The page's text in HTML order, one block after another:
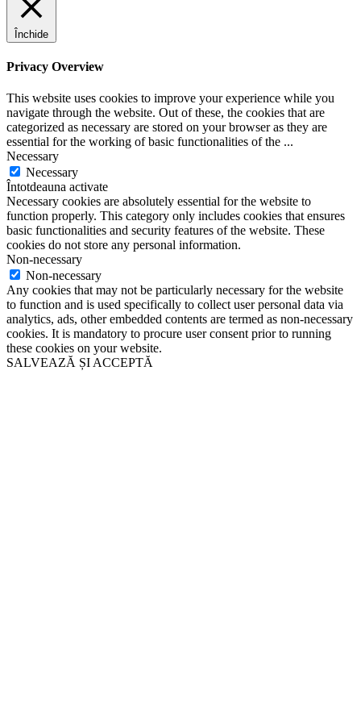
Închide
Privacy Overview
This website uses cookies to improve your experience while you
navigate through the website. Out of these, the cookies that are
categorized as necessary are stored on your browser as they are
essential for the working of basic functionalities of the ...
Necessary
Necessary
Întotdeauna activate
Necessary cookies are absolutely essential for the website to
function properly. This category only includes cookies that ensures
basic functionalities and security features of the website. These
cookies do not store any personal information.
Non-necessary
Non-necessary
Any cookies that may not be particularly necessary for the website
to function and is used specifically to collect user personal data via
analytics, ads, other embedded contents are termed as non-necessary
cookies. It is mandatory to procure user consent prior to running
these cookies on your website.
SALVEAZĂ ȘI ACCEPTĂ